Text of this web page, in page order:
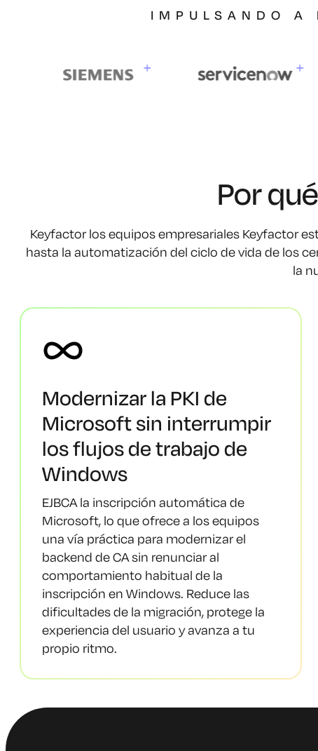
IMPULSANDO A
Por
Keyfactor los equipos empresariales Keyfactor
hasta la automatización del ciclo de vida de los
la
Modernizar la PKI de
Microsoft sin interrumpir
los flujos de trabajo de
Windows
EJBCA la inscripción automática de
Microsoft, lo que ofrece a los equipos
una vía práctica para modernizar el
backend de CA sin renunciar al
comportamiento habitual de la
inscripción en Windows. Reduce las
dificultades de la migración, protege la
experiencia del usuario y avanza a tu
propio ritmo.